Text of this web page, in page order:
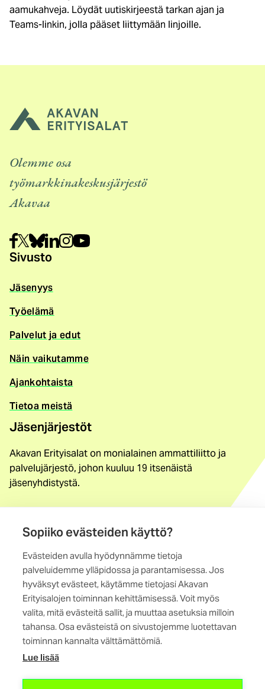
Sopiiko evästeiden käyttö?
Evästeiden avulla hyödynnämme tietoja
palveluidemme ylläpidossa ja parantamisessa. Jos
hyväksyt evästeet, käytämme tietojasi Akavan
Erityisalojen toiminnan kehittämisessä. Voit myös
valita, mitä evästeitä sallit, ja muuttaa asetuksia milloin
tahansa. Osa evästeistä on sivustojemme luotettavan
toiminnan kannalta välttämättömiä.
Lue lisää
aamukahveja. Löydät uutiskirjeestä tarkan ajan ja
Teams-linkin, jolla pääset liittymään linjoille.
Olemme osa
työmarkkinakeskusjärjestö
Akavaa
Sivusto
Jäsenyys
Työelämä
Palvelut ja edut
Näin vaikutamme
Ajankohtaista
Tietoa meistä
Jäsenjärjestöt
Akavan Erityisalat on monialainen ammattiliitto ja
palvelujärjestö, johon kuuluu 19 itsenäistä
jäsenyhdistystä.
Löydä jäsenyhdistys
Yhteystiedot
Maistraatinportti 4 A, 6. krs
00240 Helsinki
Kaikki yhteystiedot
(ulkoinen